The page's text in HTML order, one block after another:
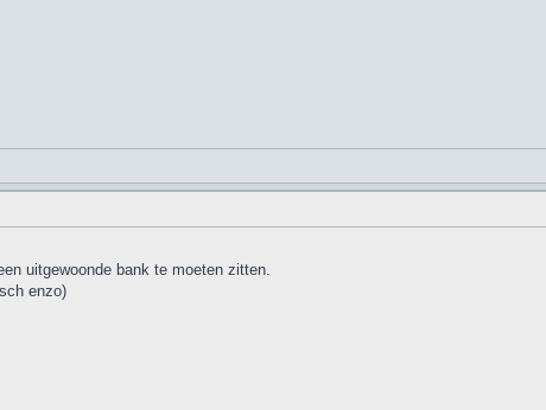
uitgewoonde bank te moeten zitten.
enzo)